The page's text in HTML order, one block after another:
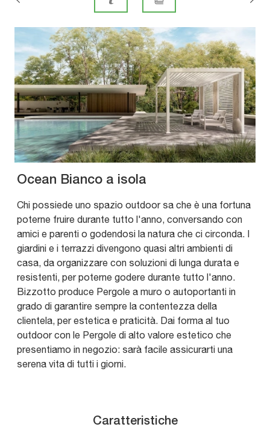
Ocean Bianco a isola
Chi possiede uno spazio outdoor sa che è una fortuna
poterne fruire durante tutto l'anno, conversando con
amici e parenti o godendosi la natura che ci circonda. I
giardini e i terrazzi divengono quasi altri ambienti di
casa, da organizzare con soluzioni di lunga durata e
resistenti, per poterne godere durante tutto l'anno.
Bizzotto produce Pergole a muro o autoportanti in
grado di garantire sempre la contentezza della
clientela, per estetica e praticità. Dai forma al tuo
outdoor con le Pergole di alto valore estetico che
presentiamo in negozio: sarà facile assicurarti una
serena vita di tutti i giorni.
Caratteristiche